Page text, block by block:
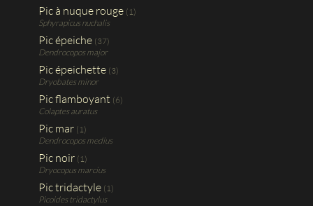
Pic à nuque rouge (1)
Sphyrapicus nuchalis
Pic épeiche (37)
Dendrocopos major
Pic épeichette (3)
Dryobates minor
Pic flamboyant (6)
Colaptes auratus
Pic mar (1)
Dendrocopos medius
Pic noir (1)
Dryocopus marcius
Pic tridactyle (1)
Picoides tridactylus